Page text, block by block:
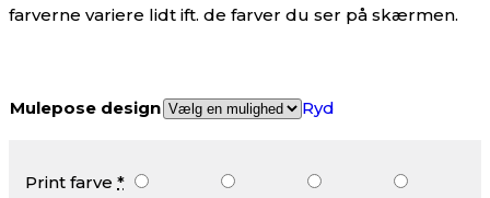
farverne variere lidt ift. de farver du ser på skærmen.
Mulepose design Ryd
Print farve *